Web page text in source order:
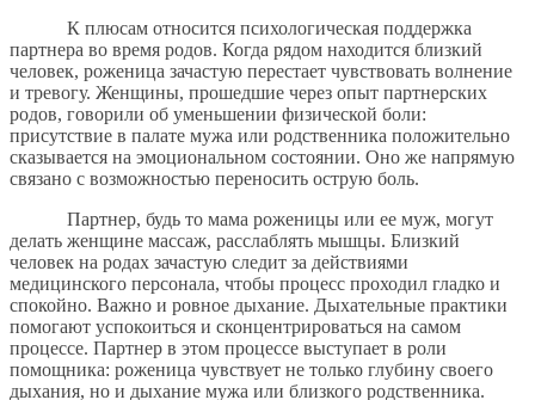
К плюсам относится психологическая поддержка
партнера во время родов. Когда рядом находится близкий
человек, роженица зачастую перестает чувствовать волнение
и тревогу. Женщины, прошедшие через опыт партнерских
родов, говорили об уменьшении физической боли:
присутствие в палате мужа или родственника положительно
сказывается на эмоциональном состоянии. Оно же напрямую
связано с возможностью переносить острую боль.
Партнер, будь то мама роженицы или ее муж, могут
делать женщине массаж, расслаблять мышцы. Близкий
человек на родах зачастую следит за действиями
медицинского персонала, чтобы процесс проходил гладко и
спокойно. Важно и ровное дыхание. Дыхательные практики
помогают успокоиться и сконцентрироваться на самом
процессе. Партнер в этом процессе выступает в роли
помощника: роженица чувствует не только глубину своего
дыхания, но и дыхание мужа или близкого родственника.